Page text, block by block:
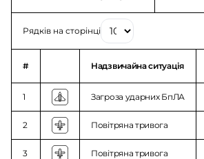
Рядків на сторінці
# Надзвичайна ситуація
1 Загроза ударних БпЛА
2 Повітряна тривога
3 Повітряна тривога